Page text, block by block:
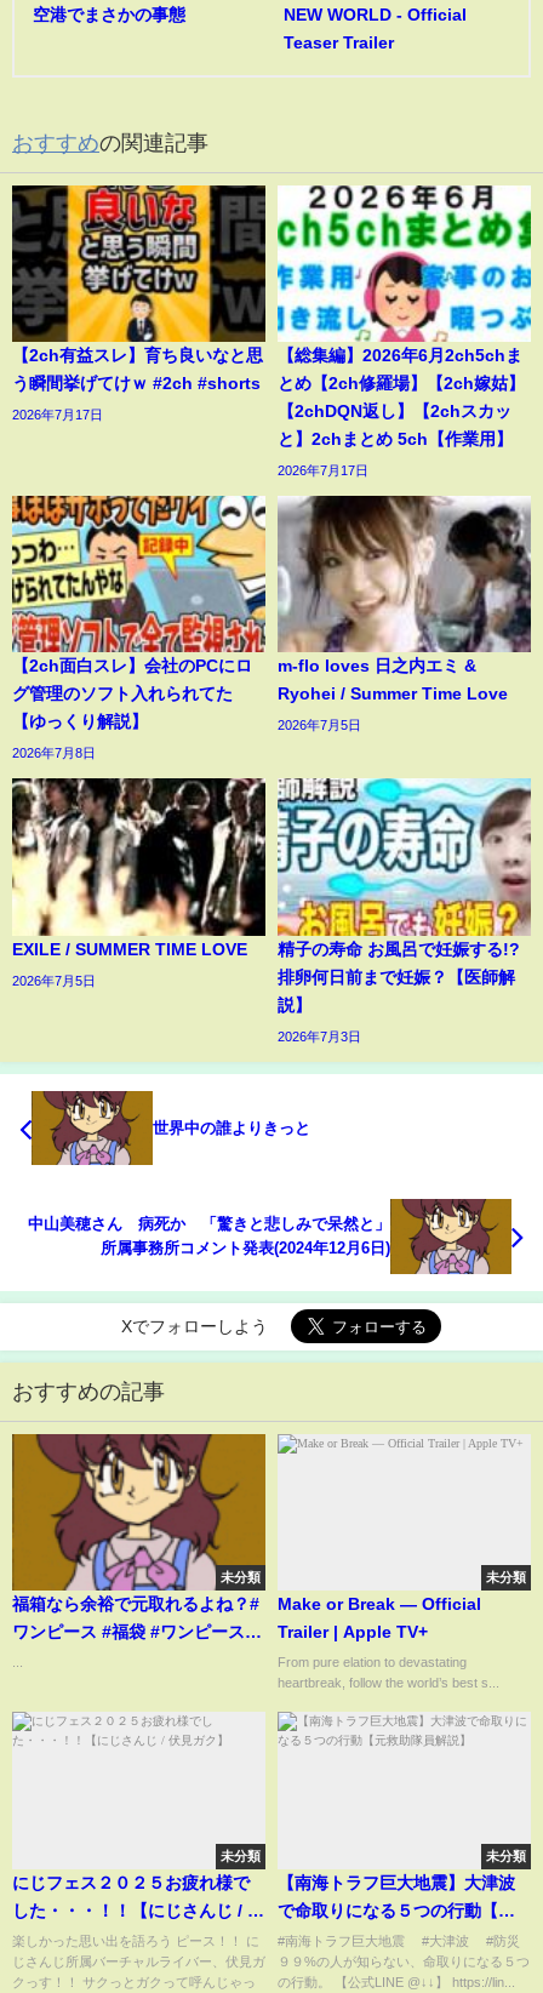
空港でまさかの事態
NEW WORLD - Official
Teaser Trailer
おすすめの関連記事
【2ch有益スレ】育ち良いなと思
う瞬間挙げてけｗ #2ch #shorts
2026年7月17日
【総集編】2026年6月2ch5chま
とめ【2ch修羅場】【2ch嫁姑】
【2chDQN返し】【2chスカッ
と】2chまとめ 5ch【作業用】
2026年7月17日
【2ch面白スレ】会社のPCにロ
グ管理のソフト入れられてた
【ゆっくり解説】
2026年7月8日
m-flo loves 日之内エミ &
Ryohei / Summer Time Love
2026年7月5日
EXILE / SUMMER TIME LOVE
2026年7月5日
精子の寿命 お風呂で妊娠する!?
排卵何日前まで妊娠？【医師解
説】
2026年7月3日
世界中の誰よりきっと
中山美穂さん 病死か 「驚きと悲しみで呆然と」
所属事務所コメント発表(2024年12月6日)
Xでフォローしよう
おすすめの記事
未分類
福箱なら余裕で元取れるよね？#
ワンピース #福袋 #ワンピースカ
未分類
Make or Break — Official
Trailer | Apple TV+
From pure elation to devastating
heartbreak, follow the world’s best s...
未分類
にじフェス２０２５お疲れ様で
した・・・！！【にじさんじ / 伏
見ガク】
楽しかった思い出を語ろう ピース！！ に
じさんじ所属バーチャルライバー、伏見ガ
クっす！！ サクっとガクって呼んじゃっ
未分類
【南海トラフ巨大地震】大津波
で命取りになる５つの行動【元
救助隊員解説】
#南海トラフ巨大地震 #大津波 #防災
９９%の人が知らない、命取りになる５つ
の行動。 【公式LINE @↓↓】 https://lin...